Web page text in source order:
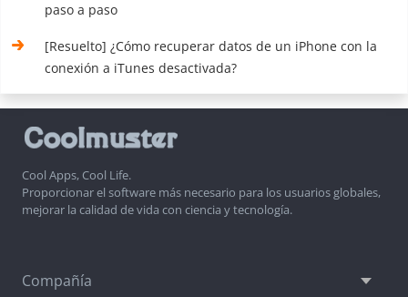
paso a paso
[Resuelto] ¿Cómo recuperar datos de un iPhone con la
conexión a iTunes desactivada?
Cool Apps, Cool Life.
Proporcionar el software más necesario para los usuarios globales,
mejorar la calidad de vida con ciencia y tecnología.
Compañía